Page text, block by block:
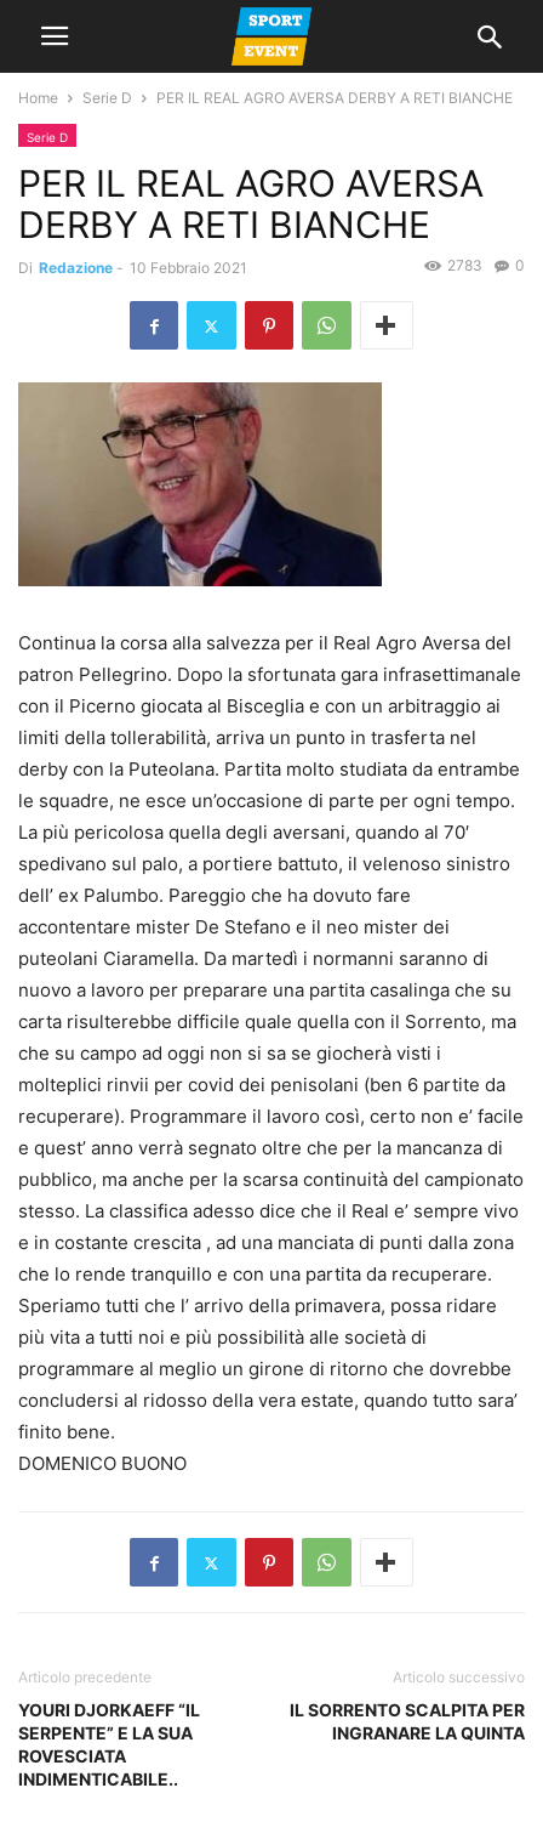
Home Serie D PER IL REAL AGRO AVERSA DERBY A RETI BIANCHE
Serie D
PER IL REAL AGRO AVERSA
DERBY A RETI BIANCHE
Di Redazione - 10 Febbraio 2021 0
2783
Continua la corsa alla salvezza per il Real Agro Aversa del
patron Pellegrino. Dopo la sfortunata gara infrasettimanale
con il Picerno giocata al Bisceglia e con un arbitraggio ai
limiti della tollerabilità, arriva un punto in trasferta nel
derby con la Puteolana. Partita molto studiata da entrambe
le squadre, ne esce un’occasione di parte per ogni tempo.
La più pericolosa quella degli aversani, quando al 70′
spedivano sul palo, a portiere battuto, il velenoso sinistro
dell’ ex Palumbo. Pareggio che ha dovuto fare
accontentare mister De Stefano e il neo mister dei
puteolani Ciaramella. Da martedì i normanni saranno di
nuovo a lavoro per preparare una partita casalinga che su
carta risulterebbe difficile quale quella con il Sorrento, ma
che su campo ad oggi non si sa se giocherà visti i
molteplici rinvii per covid dei penisolani (ben 6 partite da
recuperare). Programmare il lavoro così, certo non e’ facile
e quest’ anno verrà segnato oltre che per la mancanza di
pubblico, ma anche per la scarsa continuità del campionato
stesso. La classifica adesso dice che il Real e’ sempre vivo
e in costante crescita , ad una manciata di punti dalla zona
che lo rende tranquillo e con una partita da recuperare.
Speriamo tutti che l’ arrivo della primavera, possa ridare
più vita a tutti noi e più possibilità alle società di
programmare al meglio un girone di ritorno che dovrebbe
concludersi al ridosso della vera estate, quando tutto sara’
finito bene.
DOMENICO BUONO
Articolo precedente
YOURI DJORKAEFF “IL
SERPENTE” E LA SUA
ROVESCIATA
INDIMENTICABILE..
Articolo successivo
IL SORRENTO SCALPITA PER
INGRANARE LA QUINTA